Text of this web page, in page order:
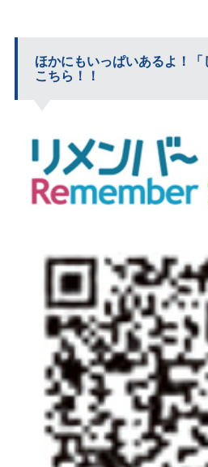
ほかにもいっぱいあるよ！
こちら！！